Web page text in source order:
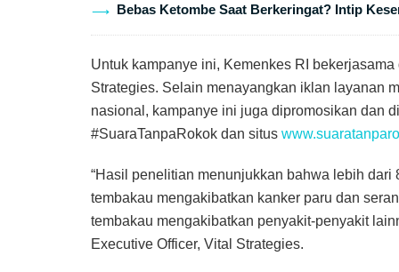
Bebas Ketombe Saat Berkeringat? Intip
Untuk kampanye ini, Kemenkes RI
Strategies. Selain menayangkan iklan layanan
nasional, kampanye ini juga dipromosikan dan
#SuaraTanpaRokok dan situs
“Hasil penelitian menunjukkan bahwa lebih
tembakau mengakibatkan kanker paru dan
tembakau mengakibatkan penyakit-penyakit
Executive Officer, Vital Strategies.